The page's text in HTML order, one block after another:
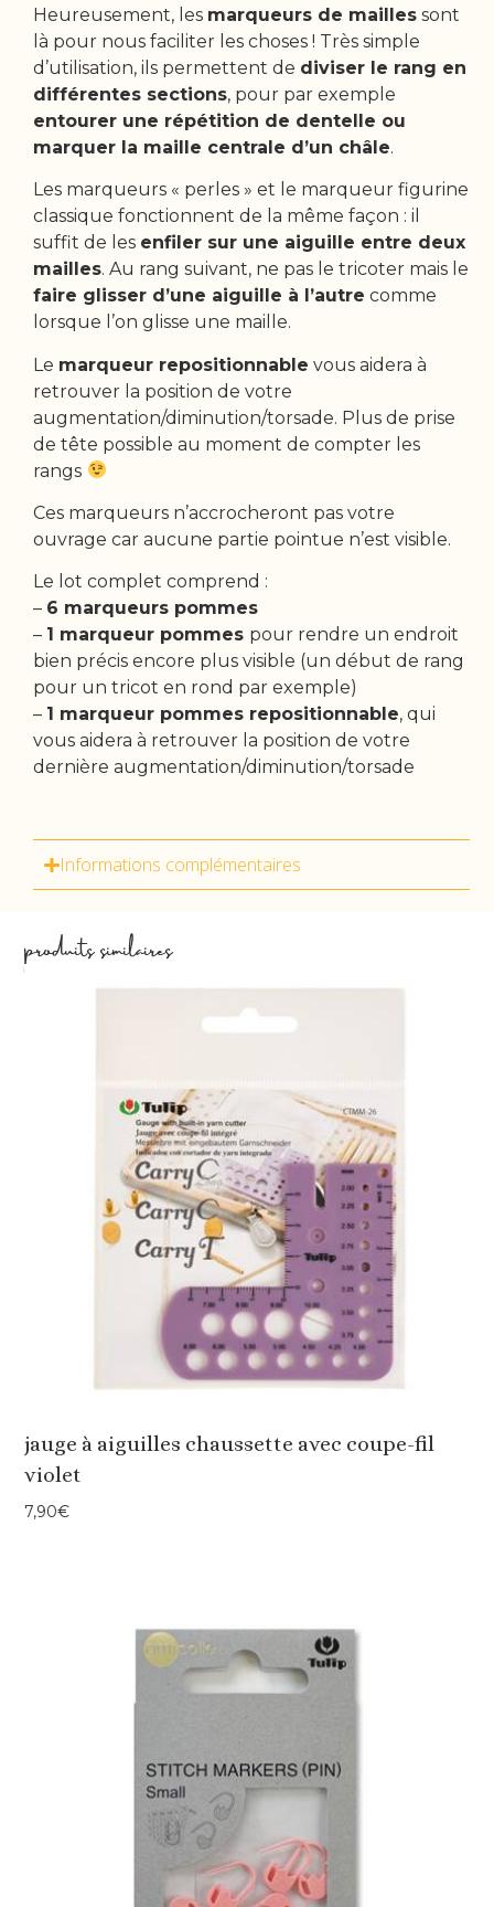
Heureusement, les marqueurs de mailles sont
là pour nous faciliter les choses ! Très simple
d’utilisation, ils permettent de diviser le rang en
différentes sections, pour par exemple
entourer une répétition de dentelle ou
marquer la maille centrale d’un châle.
Les marqueurs « perles » et le marqueur figurine
classique fonctionnent de la même façon : il
suffit de les enfiler sur une aiguille entre deux
mailles. Au rang suivant, ne pas le tricoter mais le
faire glisser d’une aiguille à l’autre comme
lorsque l’on glisse une maille.
Le marqueur repositionnable vous aidera à
retrouver la position de votre
augmentation/diminution/torsade. Plus de prise
de tête possible au moment de compter les
rangs
Ces marqueurs n’accrocheront pas votre
ouvrage car aucune partie pointue n’est visible.
Le lot complet comprend :
– 6 marqueurs pommes
– 1 marqueur pommes pour rendre un endroit
bien précis encore plus visible (un début de rang
pour un tricot en rond par exemple)
– 1 marqueur pommes repositionnable, qui
vous aidera à retrouver la position de votre
dernière augmentation/diminution/torsade
Informations complémentaires
produits similaires
jauge à aiguilles chaussette avec coupe-fil
violet
7,90€